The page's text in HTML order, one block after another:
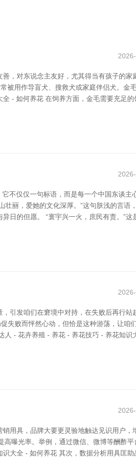
，对东说念主友好，尤其得当有孩子的家
被用作导盲犬、搜救犬或家庭伴侣犬。金
- 如何养花 在饲养方面，金毛需要充足的
不仅仅一句标语，而是每一个中国东谈主
壮丽，爱她的文化深厚。”这句肤浅的言语
日的但愿。 “寰宇兴一火，庶民有责。”这
引发咱们在窘境中对持，在失败后再行站
失败而怦然心动，但恰是这种游荡，让咱
人 - 花卉养殖 - 养花 - 养花技巧 - 养花知识
用具，品牌大要更灵验地触达见识用户，
曝光率。举例，通过微信、微博等酬酢平
大全 - 如何养花 其次，数据分析用具匡助